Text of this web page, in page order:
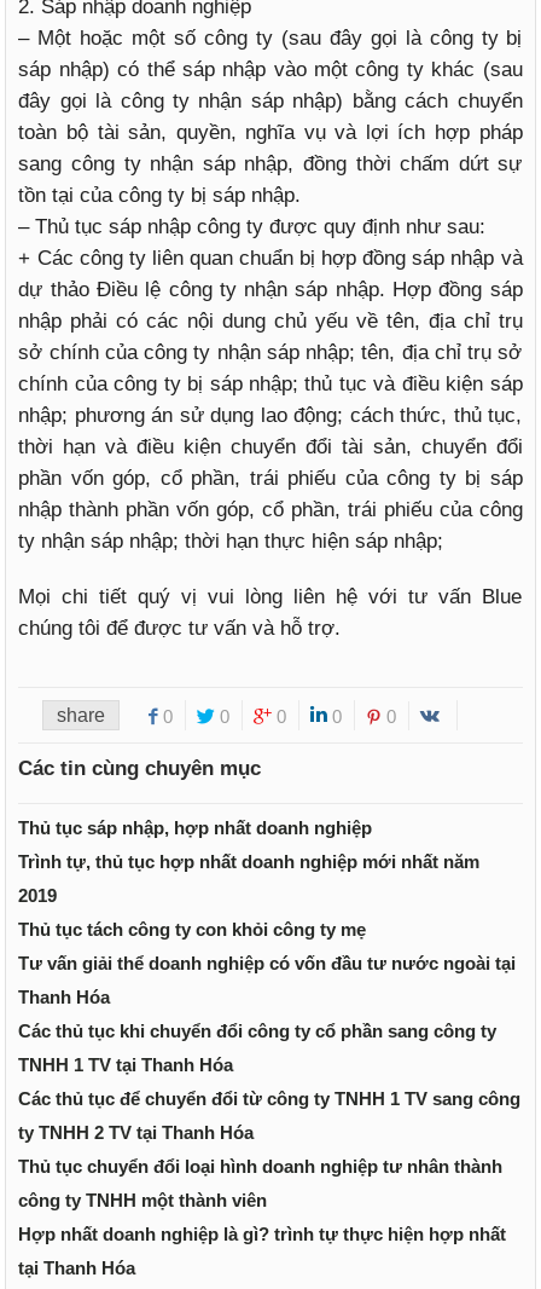
2. Sáp nhập doanh nghiệp
– Một hoặc một số công ty (sau đây gọi là công ty bị
sáp nhập) có thể sáp nhập vào một công ty khác (sau
đây gọi là công ty nhận sáp nhập) bằng cách chuyển
toàn bộ tài sản, quyền, nghĩa vụ và lợi ích hợp pháp
sang công ty nhận sáp nhập, đồng thời chấm dứt sự
tồn tại của công ty bị sáp nhập.
– Thủ tục sáp nhập công ty được quy định như sau:
+ Các công ty liên quan chuẩn bị hợp đồng sáp nhập và
dự thảo Điều lệ công ty nhận sáp nhập. Hợp đồng sáp
nhập phải có các nội dung chủ yếu về tên, địa chỉ trụ
sở chính của công ty nhận sáp nhập; tên, địa chỉ trụ sở
chính của công ty bị sáp nhập; thủ tục và điều kiện sáp
nhập; phương án sử dụng lao động; cách thức, thủ tục,
thời hạn và điều kiện chuyển đổi tài sản, chuyển đổi
phần vốn góp, cổ phần, trái phiếu của công ty bị sáp
nhập thành phần vốn góp, cổ phần, trái phiếu của công
ty nhận sáp nhập; thời hạn thực hiện sáp nhập;
Mọi chi tiết quý vị vui lòng liên hệ với tư vấn Blue
chúng tôi để được tư vấn và hỗ trợ.
share 0 0 0 0 0
Các tin cùng chuyên mục
Thủ tục sáp nhập, hợp nhất doanh nghiệp
Trình tự, thủ tục hợp nhất doanh nghiệp mới nhất năm
2019
Thủ tục tách công ty con khỏi công ty mẹ
Tư vấn giải thể doanh nghiệp có vốn đầu tư nước ngoài tại
Thanh Hóa
Các thủ tục khi chuyển đổi công ty cổ phần sang công ty
TNHH 1 TV tại Thanh Hóa
Các thủ tục để chuyển đổi từ công ty TNHH 1 TV sang công
ty TNHH 2 TV tại Thanh Hóa
Thủ tục chuyển đổi loại hình doanh nghiệp tư nhân thành
công ty TNHH một thành viên
Hợp nhất doanh nghiệp là gì? trình tự thực hiện hợp nhất
tại Thanh Hóa